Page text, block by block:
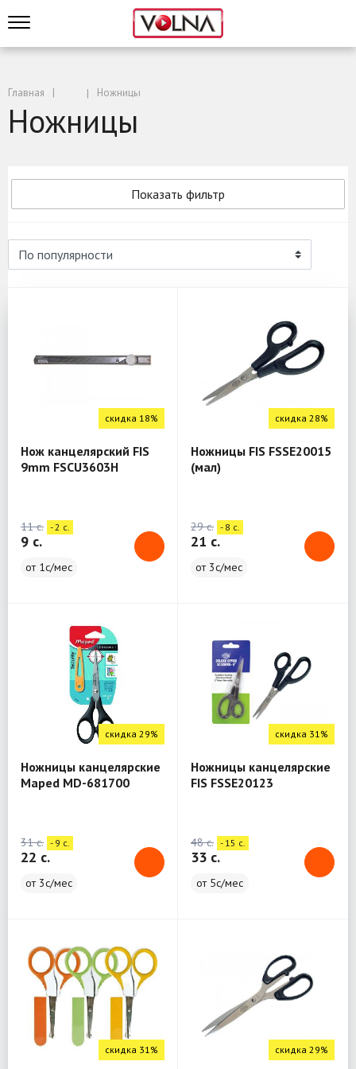
Главная Ножницы
Ножницы
Показать фильтр
скидка 18%
Нож канцелярский FIS
9mm FSCU3603H
11 c. - 2 c.
9 c.
от 1с/мес
скидка 28%
Ножницы FIS FSSE20015
(мал)
29 c. - 8 c.
21 c.
от 3с/мес
скидка 29%
Ножницы канцелярские
Maped MD-681700
31 c. - 9 c.
22 c.
от 3с/мес
скидка 31%
Ножницы канцелярские
FIS FSSE20123
48 c. - 15 c.
33 c.
от 5с/мес
скидка 31% скидка 29%